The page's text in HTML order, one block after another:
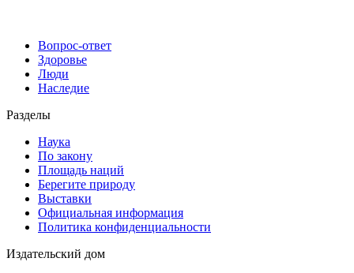
Вопрос-ответ
Здоровье
Люди
Наследие
Разделы
Наука
По закону
Площадь наций
Берегите природу
Выставки
Официальная информация
Политика конфиденциальности
Издательский дом